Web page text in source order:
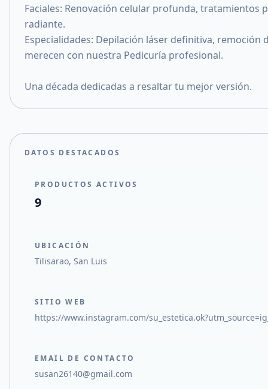
Faciales: Renovación celular profunda, tratamientos
radiante.
Especialidades: Depilación láser definitiva,
merecen con nuestra Pedicuría profesional.
Una década dedicadas a resaltar tu mejor versión.
DATOS DESTACADOS
PRODUCTOS ACTIVOS
9
UBICACIÓN
Tilisarao, San Luis
SITIO WEB
https://www.instagram.com/
EMAIL DE CONTACTO
susan26140@gmail.com